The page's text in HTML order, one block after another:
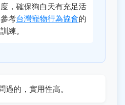
，確保狗白天有充足活
考台灣寵物行為協會的
練。
過的，實用性高。